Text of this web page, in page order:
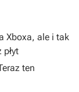
Xboxa, ale i tak
ten